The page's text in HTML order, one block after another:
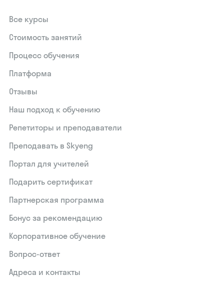
Все курсы
Стоимость занятий
Процесс обучения
Платформа
Отзывы
Наш подход к обучению
Репетиторы и преподаватели
Преподавать в Skyeng
Портал для учителей
Подарить сертификат
Партнерская программа
Бонус за рекомендацию
Корпоративное обучение
Вопрос-ответ
Адреса и контакты